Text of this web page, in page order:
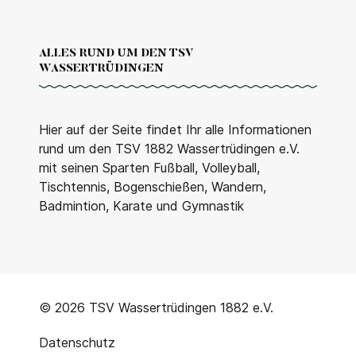
ALLES RUND UM DEN TSV
WASSERTRÜDINGEN
Hier auf der Seite findet Ihr alle Informationen
rund um den TSV 1882 Wassertrüdingen e.V.
mit seinen Sparten Fußball, Volleyball,
Tischtennis, Bogenschießen, Wandern,
Badmintion, Karate und Gymnastik
© 2026 TSV Wassertrüdingen 1882 e.V.
Datenschutz